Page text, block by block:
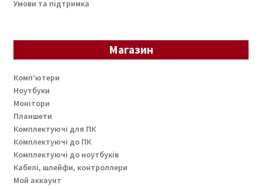
Умови та підтримка
Магазин
Комп’ютери
Ноутбуки
Монітори
Планшети
Комплектуючі для ПК
Комплектуючі до ПК
Комплектуючі до ноутбуків
Кабелі, шлейфи, контроллери
Мой аккаунт